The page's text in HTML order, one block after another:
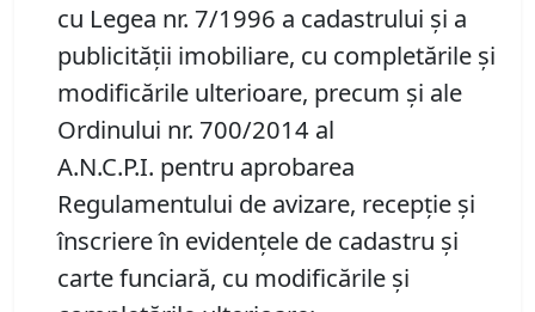
cu Legea nr. 7/1996 a cadastrului și a
publicității imobiliare, cu completările și
modificările ulterioare, precum și ale
Ordinului nr. 700/2014 al
A.N.C.P.I. pentru aprobarea
Regulamentului de avizare, recepție și
înscriere în evidențele de cadastru și
carte funciară, cu modificările și